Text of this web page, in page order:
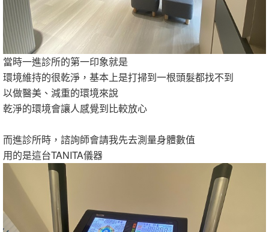
當時一進診所的第一印象就是
環境維持的很乾淨，基本上是打掃到一根頭髮都找不到
以做醫美、減重的環境來說
乾淨的環境會讓人感覺到比較放心
而進診所時，諮詢師會請我先去測量身體數值
用的是這台TANITA儀器